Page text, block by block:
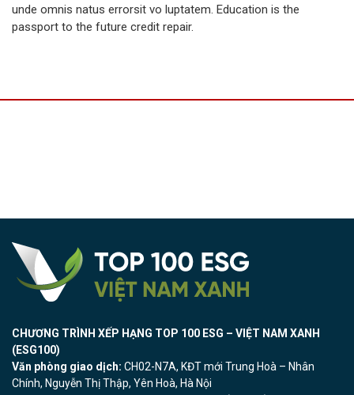
unde omnis natus errorsit vo luptatem. Education is the
passport to the future credit repair.
CHƯƠNG TRÌNH XẾP HẠNG TOP 100 ESG – VIỆT NAM XANH
(ESG100)
Văn phòng giao dịch: CH02-N7A, KĐT mới Trung Hoà – Nhân
Chính, Nguyễn Thị Thập, Yên Hoà, Hà Nội